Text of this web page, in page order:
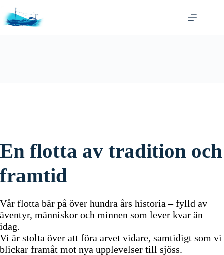
content
En flotta av tradition och
framtid
Vår flotta bär på över hundra års historia – fylld av
äventyr, människor och minnen som lever kvar än
idag.
Vi är stolta över att föra arvet vidare, samtidigt som vi
blickar framåt mot nya upplevelser till sjöss.